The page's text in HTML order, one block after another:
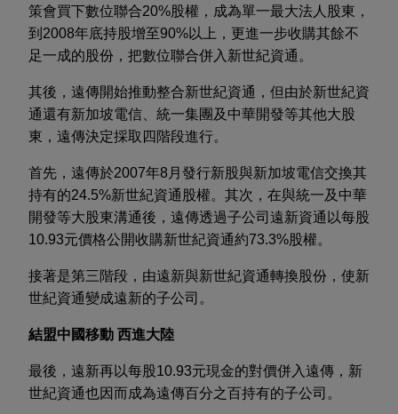
策會買下數位聯合20%股權，成為單一最大法人股東，
到2008年底持股增至90%以上，更進一步收購其餘不
足一成的股份，把數位聯合併入新世紀資通。
其後，遠傳開始推動整合新世紀資通，但由於新世紀資
通還有新加坡電信、統一集團及中華開發等其他大股
東，遠傳決定採取四階段進行。
首先，遠傳於2007年8月發行新股與新加坡電信交換其
持有的24.5%新世紀資通股權。其次，在與統一及中華
開發等大股東溝通後，遠傳透過子公司遠新資通以每股
10.93元價格公開收購新世紀資通約73.3%股權。
接著是第三階段，由遠新與新世紀資通轉換股份，使新
世紀資通變成遠新的子公司。
結盟中國移動 西進大陸
最後，遠新再以每股10.93元現金的對價併入遠傳，新
世紀資通也因而成為遠傳百分之百持有的子公司。